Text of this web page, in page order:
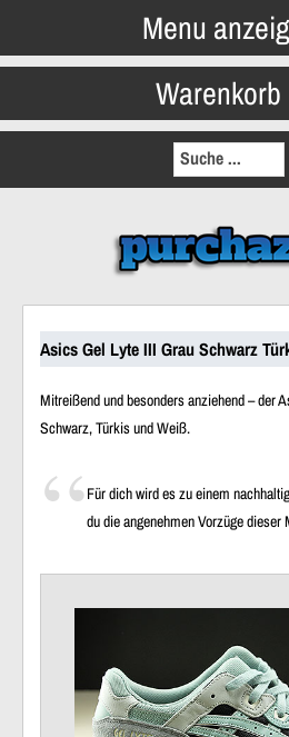
Menu
Warenkorb
Asics Gel Lyte III Grau Schwarz
Mitreißend und besonders anziehend – der
Schwarz, Türkis und Weiß.
Für dich wird es zu einem
du die angenehmen Vorzüge dieser